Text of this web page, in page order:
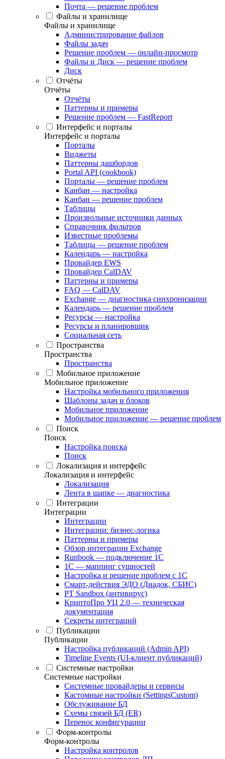
Почта — решение проблем
Файлы и хранилище
Файлы и хранилище
Администрирование файлов
Файлы задач
Решение проблем — онлайн-просмотр
Файлы и Диск — решение проблем
Диск
Отчёты
Отчёты
Отчёты
Паттерны и примеры
Решение проблем — FastReport
Интерфейс и порталы
Интерфейс и порталы
Порталы
Виджеты
Паттерны дашбордов
Portal API (cookbook)
Порталы — решение проблем
Канбан — настройка
Канбан — решение проблем
Таблицы
Произвольные источники данных
Справочник фильтров
Известные проблемы
Таблицы — решение проблем
Календарь — настройка
Провайдер EWS
Провайдер CalDAV
Паттерны и примеры
FAQ — CalDAV
Exchange — диагностика синхронизации
Календарь — решение проблем
Ресурсы — настройка
Ресурсы и планировщик
Социальная сеть
Пространства
Пространства
Пространства
Мобильное приложение
Мобильное приложение
Настройка мобильного приложения
Шаблоны задач и блоков
Мобильное приложение
Мобильное приложение — решение проблем
Поиск
Поиск
Настройка поиска
Поиск
Локализация и интерфейс
Локализация и интерфейс
Локализация
Лента в шапке — диагностика
Интеграции
Интеграции
Интеграции
Интеграции: бизнес-логика
Паттерны и примеры
Обзор интеграции Exchange
Runbook — подключение 1С
1С — маппинг сущностей
Настройка и решение проблем с 1С
Смарт-действия ЭДО (Диадок, СБИС)
PT Sandbox (антивирус)
КриптоПро УЦ 2.0 — техническая
документация
Секреты интеграций
Публикации
Публикации
Настройка публикаций (Admin API)
Timeline Events (UI-клиент публикаций)
Системные настройки
Системные настройки
Системные провайдеры и сервисы
Кастомные настройки (SettingsCustom)
Обслуживание БД
Схемы связей БД (ER)
Перенос конфигурации
Форм-контролы
Форм-контролы
Настройка контролов